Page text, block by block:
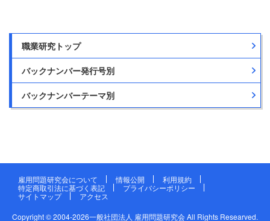
職業研究トップ
バックナンバー発行号別
バックナンバーテーマ別
雇用問題研究会について 情報公開
利用規約
特定商取引法に基づく表記
プライバシーポリシー
サイトマップ
アクセス
Copyright © 2004-2026一般社団法人 雇用問題研究会 All Rights Researved.